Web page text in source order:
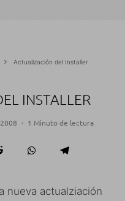
Actualización del Installer
INSTALLER
· 1 Minuto de lectura
nueva actualziación